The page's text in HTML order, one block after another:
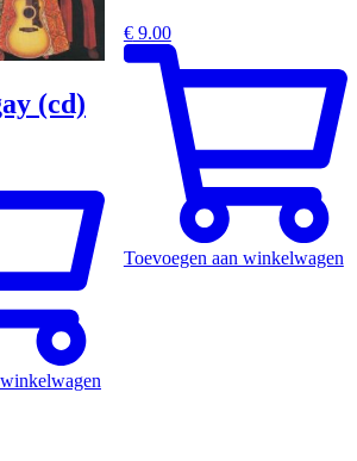
(cd)
€9.00
Toevoegen aan winkelwagen